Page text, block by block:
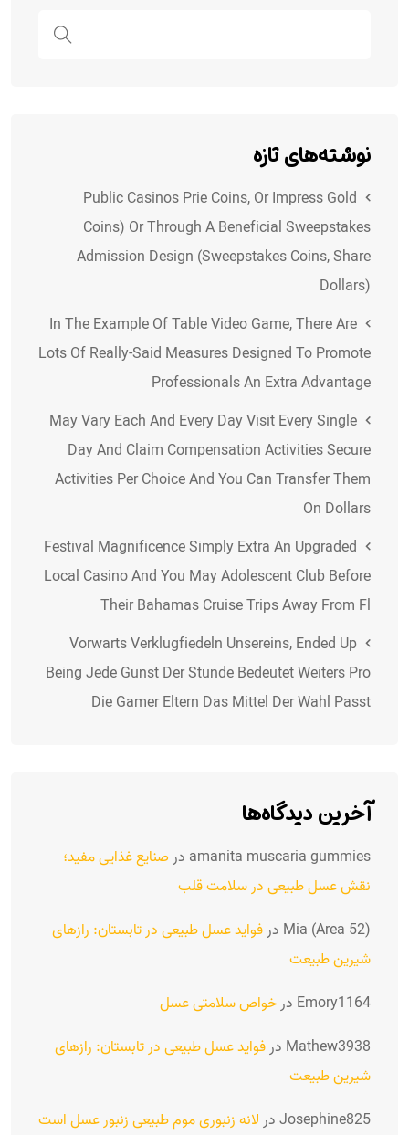
نوشته‌های تازه
Public Casinos Prie Coins, Or Impress Gold
Coins) Or Through A Beneficial Sweepstakes
Admission Design (Sweepstakes Coins, Share
Dollars)
In The Example Of Table Video Game, There Are
Lots Of Really-Said Measures Designed To Promote
Professionals An Extra Advantage
May Vary Each And Every Day Visit Every Single
Day And Claim Compensation Activities Secure
Activities Per Choice And You Can Transfer Them
On Dollars
Festival Magnificence Simply Extra An Upgraded
Local Casino And You May Adolescent Club Before
Their Bahamas Cruise Trips Away From Fl
Vorwarts Verklugfiedeln Unsereins, Ended Up
Being Jede Gunst Der Stunde Bedeutet Weiters Pro
Die Gamer Eltern Das Mittel Der Wahl Passt
آخرین دیدگاه‌ها
amanita muscaria gummies درصنایع غذایی مفید؛
نقش عسل طبیعی در سلامت قلب
Mia (Area 52) درفواید عسل طبیعی در تابستان: رازهای
شیرین طبیعت
Emory1164 درخواص سلامتی عسل
Mathew3938 درفواید عسل طبیعی در تابستان: رازهای
شیرین طبیعت
Josephine825درلانه زنبوری موم طبیعی زنبور عسل است